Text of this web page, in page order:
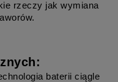
rzeczy jak wymiana
baterii ciągle